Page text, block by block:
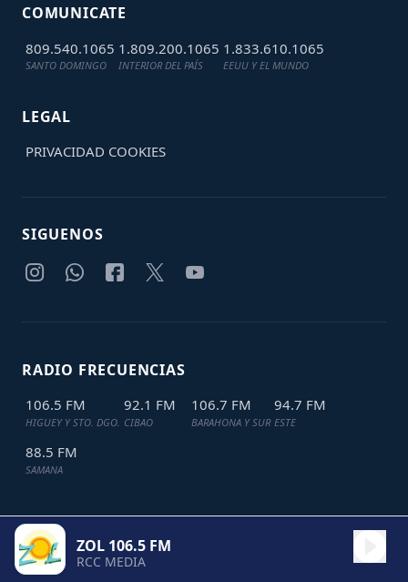
COMUNICATE
809.540.1065
SANTO DOMINGO
1.809.200.1065
INTERIOR DEL PAÍS
1.833.610.1065
EEUU Y EL MUNDO
LEGAL
PRIVACIDAD COOKIES
SIGUENOS
RADIO FRECUENCIAS
106.5 FM
HIGUEY Y STO. DGO.
92.1 FM
CIBAO
106.7 FM
BARAHONA Y SUR
94.7 FM
ESTE
88.5 FM
SAMANA
TODOS LOS DERECHOS RESERVADOS © 2024
ZOL 106.5 FM
RCC MEDIA